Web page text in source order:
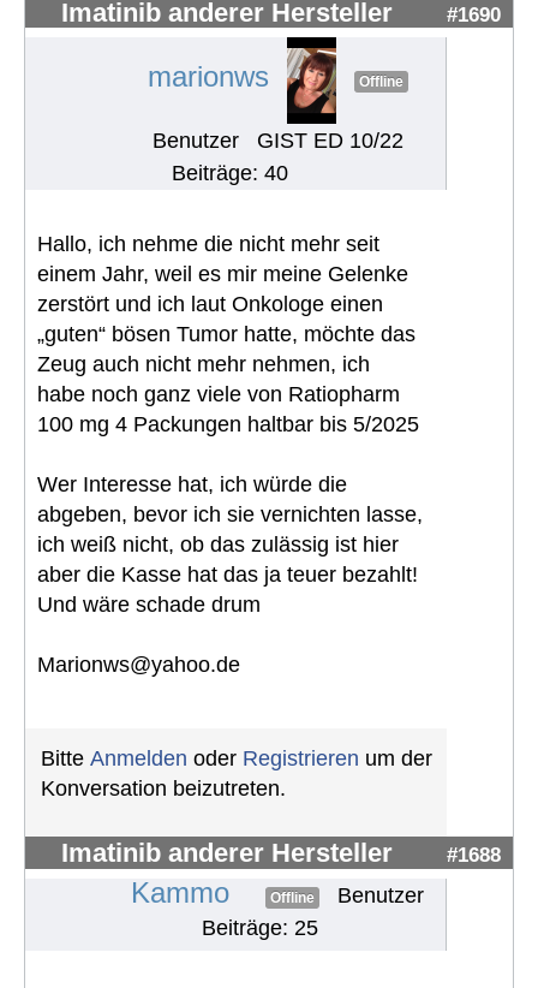
Imatinib anderer Hersteller #1690
marionws Offline
Benutzer
GIST ED 10/22
Beiträge: 40
Hallo, ich nehme die nicht mehr seit
einem Jahr, weil es mir meine Gelenke
zerstört und ich laut Onkologe einen
„guten“ bösen Tumor hatte, möchte das
Zeug auch nicht mehr nehmen, ich
habe noch ganz viele von Ratiopharm
100 mg 4 Packungen haltbar bis 5/2025
Wer Interesse hat, ich würde die
abgeben, bevor ich sie vernichten lasse,
ich weiß nicht, ob das zulässig ist hier
aber die Kasse hat das ja teuer bezahlt!
Und wäre schade drum
Marionws@yahoo.de
Bitte Anmelden oder Registrieren um der
Konversation beizutreten.
Imatinib anderer Hersteller #1688
Kammo Offline
Benutzer
Beiträge: 25